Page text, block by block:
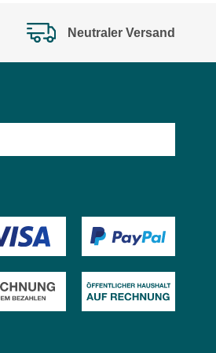
Neutraler Versand